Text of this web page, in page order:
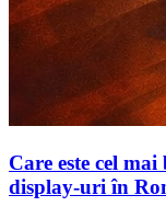
Care este cel
display-uri în